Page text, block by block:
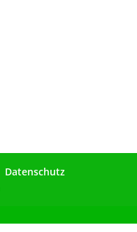
Datenschutz